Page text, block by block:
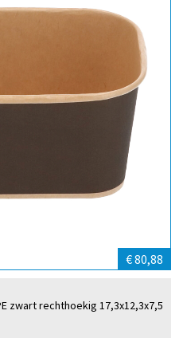
€ 80,88
zwart rechthoekig 17,3x12,3x7,5